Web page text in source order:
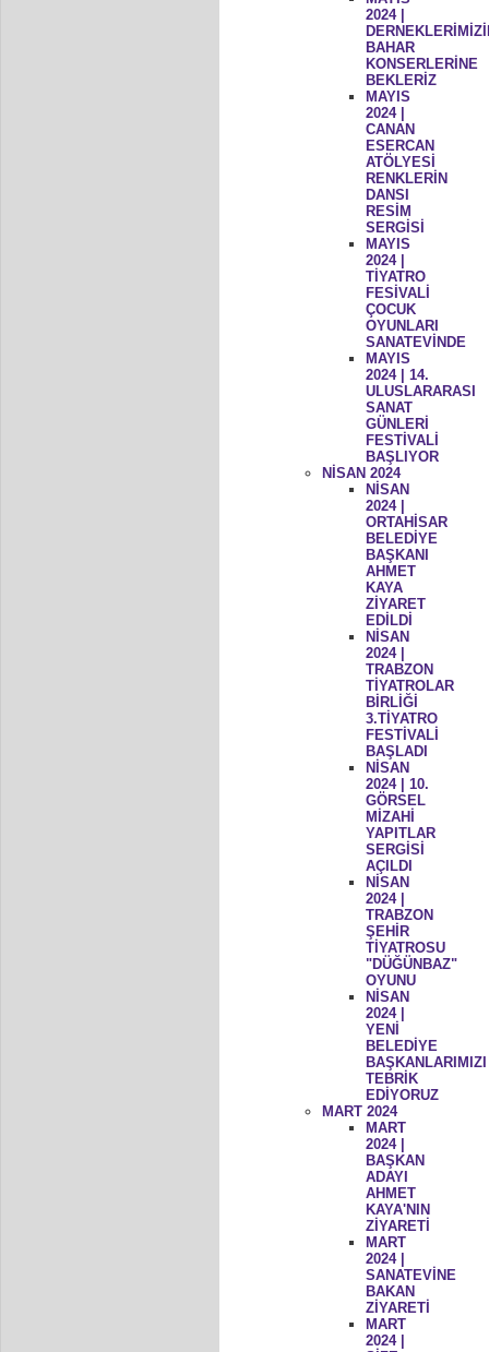
2024 |
BAHAR
KONSERLERİNE
BEKLERİZ
MAYIS
2024 |
CANAN
ESERCAN
ATÖLYESİ
RENKLERİN
DANSI
RESİM
SERGİSİ
MAYIS
2024 |
TİYATRO
FESİVALİ
ÇOCUK
OYUNLARI
SANATEVİNDE
MAYIS
2024 | 14.
ULUSLARARASI
SANAT
GÜNLERİ
FESTİVALİ
BAŞLIYOR
NİSAN 2024
NİSAN
2024 |
ORTAHİSAR
BELEDİYE
BAŞKANI
AHMET
KAYA
ZİYARET
EDİLDİ
NİSAN
2024 |
TRABZON
TİYATROLAR
BİRLİĞİ
3.TİYATRO
FESTİVALİ
BAŞLADI
NİSAN
2024 | 10.
GÖRSEL
MİZAHİ
YAPITLAR
SERGİSİ
AÇILDI
NİSAN
2024 |
TRABZON
ŞEHİR
TİYATROSU
"DÜĞÜNBAZ"
OYUNU
NİSAN
2024 |
YENİ
BELEDİYE
BAŞKANLARIMIZI
TEBRİK
EDİYORUZ
MART 2024
MART
2024 |
BAŞKAN
ADAYI
AHMET
KAYA'NIN
ZİYARETİ
MART
2024 |
SANATEVİNE
BAKAN
ZİYARETİ
MART
2024 |